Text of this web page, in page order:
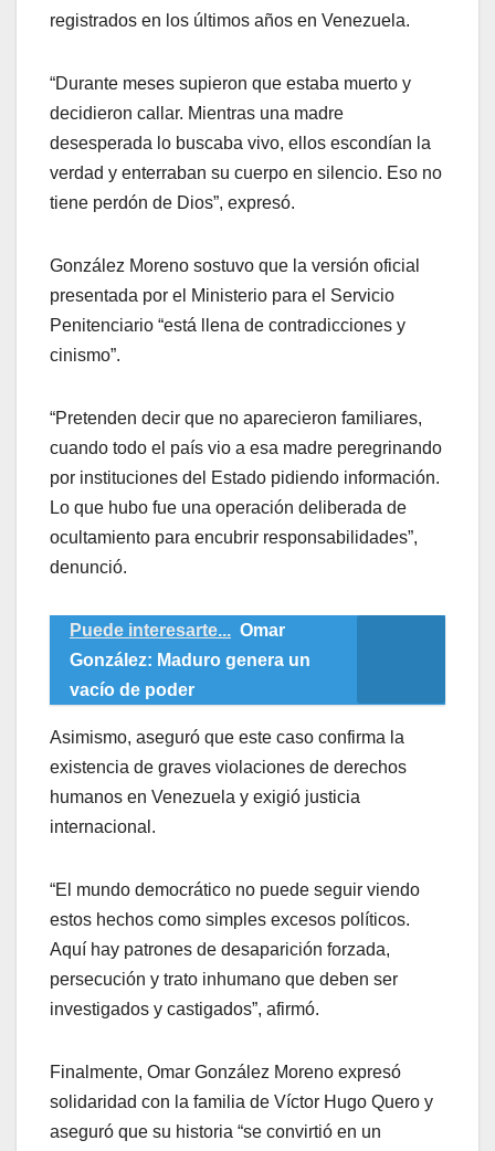
registrados en los últimos años en Venezuela.
“Durante meses supieron que estaba muerto y
decidieron callar. Mientras una madre
desesperada lo buscaba vivo, ellos escondían la
verdad y enterraban su cuerpo en silencio. Eso no
tiene perdón de Dios”, expresó.
González Moreno sostuvo que la versión oficial
presentada por el Ministerio para el Servicio
Penitenciario “está llena de contradicciones y
cinismo”.
“Pretenden decir que no aparecieron familiares,
cuando todo el país vio a esa madre peregrinando
por instituciones del Estado pidiendo información.
Lo que hubo fue una operación deliberada de
ocultamiento para encubrir responsabilidades”,
denunció.
Puede interesarte... Omar
González: Maduro genera un
vacío de poder
Asimismo, aseguró que este caso confirma la
existencia de graves violaciones de derechos
humanos en Venezuela y exigió justicia
internacional.
“El mundo democrático no puede seguir viendo
estos hechos como simples excesos políticos.
Aquí hay patrones de desaparición forzada,
persecución y trato inhumano que deben ser
investigados y castigados”, afirmó.
Finalmente, Omar González Moreno expresó
solidaridad con la familia de Víctor Hugo Quero y
aseguró que su historia “se convirtió en un